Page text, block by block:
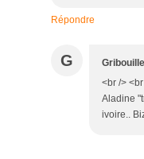
Répondre
G
<br />
Aladine
ivoire..